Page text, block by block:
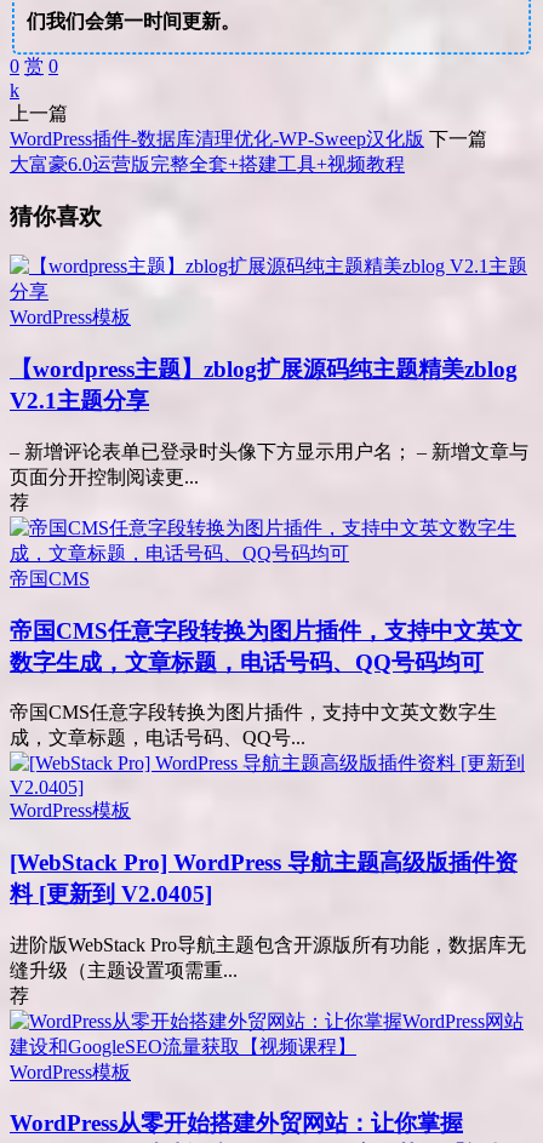
们我们会第一时间更新。
0 赏 0
k
上一篇
WordPress插件-数据库清理优化-WP-Sweep汉化版 下一篇
大富豪6.0运营版完整全套+搭建工具+视频教程
猜你喜欢
WordPress模板
【wordpress主题】zblog扩展源码纯主题精美zblog
V2.1主题分享
– 新增评论表单已登录时头像下方显示用户名； – 新增文章与
页面分开控制阅读更...
荐
帝国CMS
帝国CMS任意字段转换为图片插件，支持中文英文
数字生成，文章标题，电话号码、QQ号码均可
帝国CMS任意字段转换为图片插件，支持中文英文数字生
成，文章标题，电话号码、QQ号...
WordPress模板
[WebStack Pro] WordPress 导航主题高级版插件资
料 [更新到 V2.0405]
进阶版WebStack Pro导航主题包含开源版所有功能，数据库无
缝升级（主题设置项需重...
荐
WordPress模板
WordPress从零开始搭建外贸网站：让你掌握